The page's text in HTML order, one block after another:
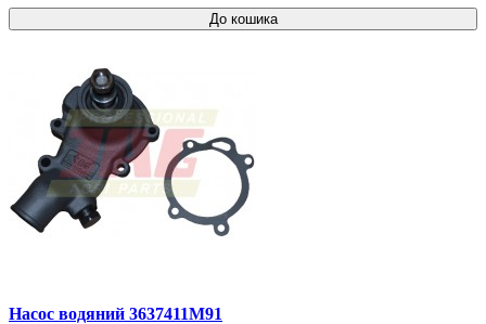
До кошика
Насос водяний 3637411M91